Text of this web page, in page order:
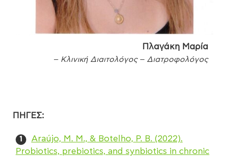
Πλαγάκη Μαρία
– Κλινική Διαιτολόγος – Διατροφολόγος
ΠΗΓΕΣ:
Araújo, M. M., & Botelho, P. B. (2022).
Probiotics, prebiotics, and synbiotics in chronic